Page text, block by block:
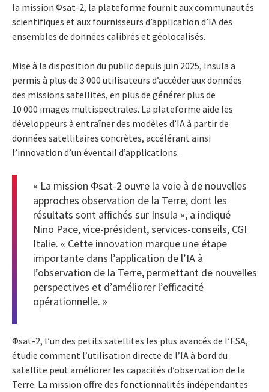
la mission Φsat-2, la plateforme fournit aux communautés
scientifiques et aux fournisseurs d’application d’IA des
ensembles de données calibrés et géolocalisés.
Mise à la disposition du public depuis juin 2025, Insula a
permis à plus de 3 000 utilisateurs d’accéder aux données
des missions satellites, en plus de générer plus de
10 000 images multispectrales. La plateforme aide les
développeurs à entraîner des modèles d’IA à partir de
données satellitaires concrètes, accélérant ainsi
l’innovation d’un éventail d’applications.
« La mission Φsat-2 ouvre la voie à de nouvelles
approches observation de la Terre, dont les
résultats sont affichés sur Insula », a indiqué
Nino Pace, vice-président, services-conseils, CGI
Italie. « Cette innovation marque une étape
importante dans l’application de l’IA à
l’observation de la Terre, permettant de nouvelles
perspectives et d’améliorer l’efficacité
opérationnelle. »
Φsat-2, l’un des petits satellites les plus avancés de l’ESA,
étudie comment l’utilisation directe de l’IA à bord du
satellite peut améliorer les capacités d’observation de la
Terre. La mission offre des fonctionnalités indépendantes